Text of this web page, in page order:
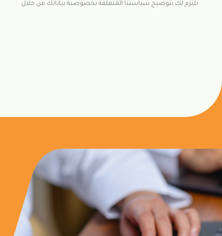
نلتزم لك بتوضيح سياستنا المتعلقة بخصوصية بياناتك من خلال